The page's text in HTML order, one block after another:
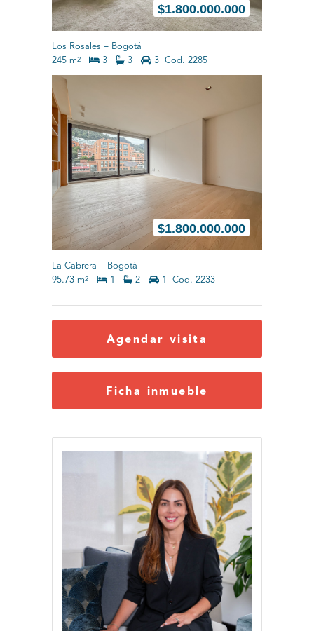
$1.800.000.000
Los Rosales – Bogotá
245 m2 3 3 3 Cod. 2285
$1.800.000.000
La Cabrera – Bogotá
95.73 m2 1 2 1 Cod. 2233
Agendar visita
Ficha inmueble